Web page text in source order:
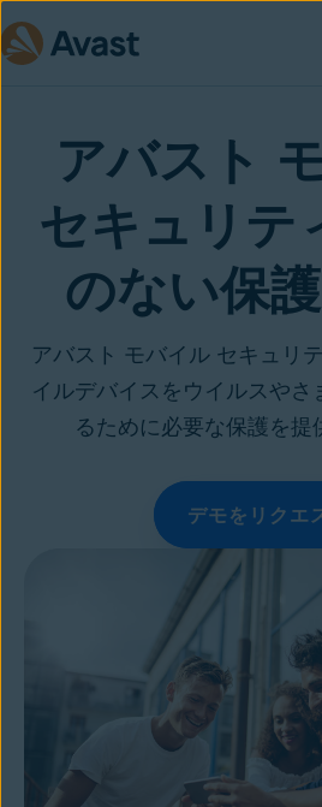
アバスト
セキュリテ
のない保
アバスト モバイル セキュリ
イルデバイスをウイルスや
るために必要な保護を提
デモをリクエ